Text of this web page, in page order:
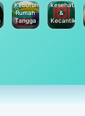
Kebutuhan
Rumah
Tangga
kesehatan
&
Kecantikan